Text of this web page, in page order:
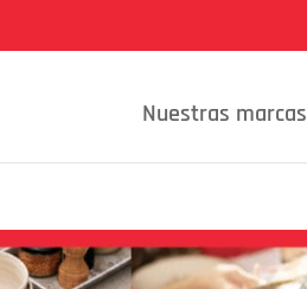
Nuestras marcas